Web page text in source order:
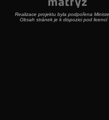
Realizace projektu byla podpořena
Obsah stránek je k dispozici pod licencí